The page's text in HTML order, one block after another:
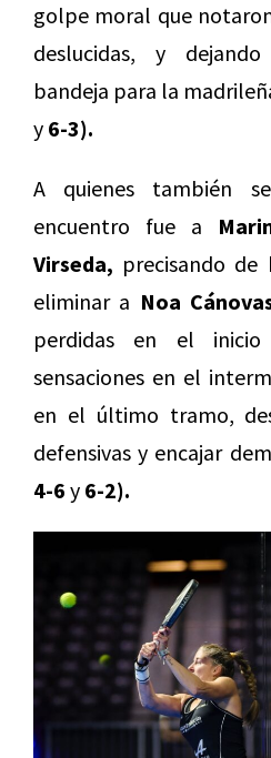
golpe moral que
deslucidas, y
bandeja para la
y 6-3).
A quienes también
encuentro fue a
Virseda, precisando de
eliminar a Noa
perdidas en el inicio
sensaciones en el
en el último tramo,
defensivas y encajar
4-6 y 6-2).